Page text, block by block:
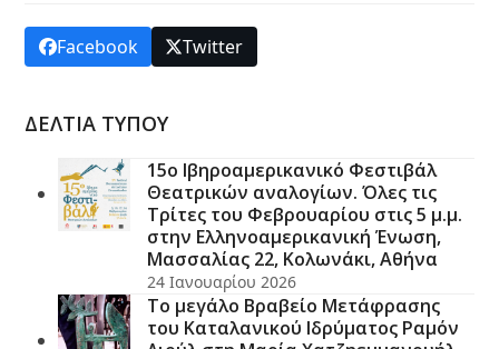
Facebook Twitter
ΔΕΛΤΙΑ ΤΥΠΟΥ
15ο Ιβηροαμερικανικό Φεστιβάλ
Θεατρικών αναλογίων. Όλες τις
Τρίτες του Φεβρουαρίου στις 5 μ.μ.
στην Ελληνοαμερικανική Ένωση,
Μασσαλίας 22, Κολωνάκι, Αθήνα
24 Ιανουαρίου 2026
Το μεγάλο Βραβείο Μετάφρασης
του Καταλανικού Ιδρύματος Ραμόν